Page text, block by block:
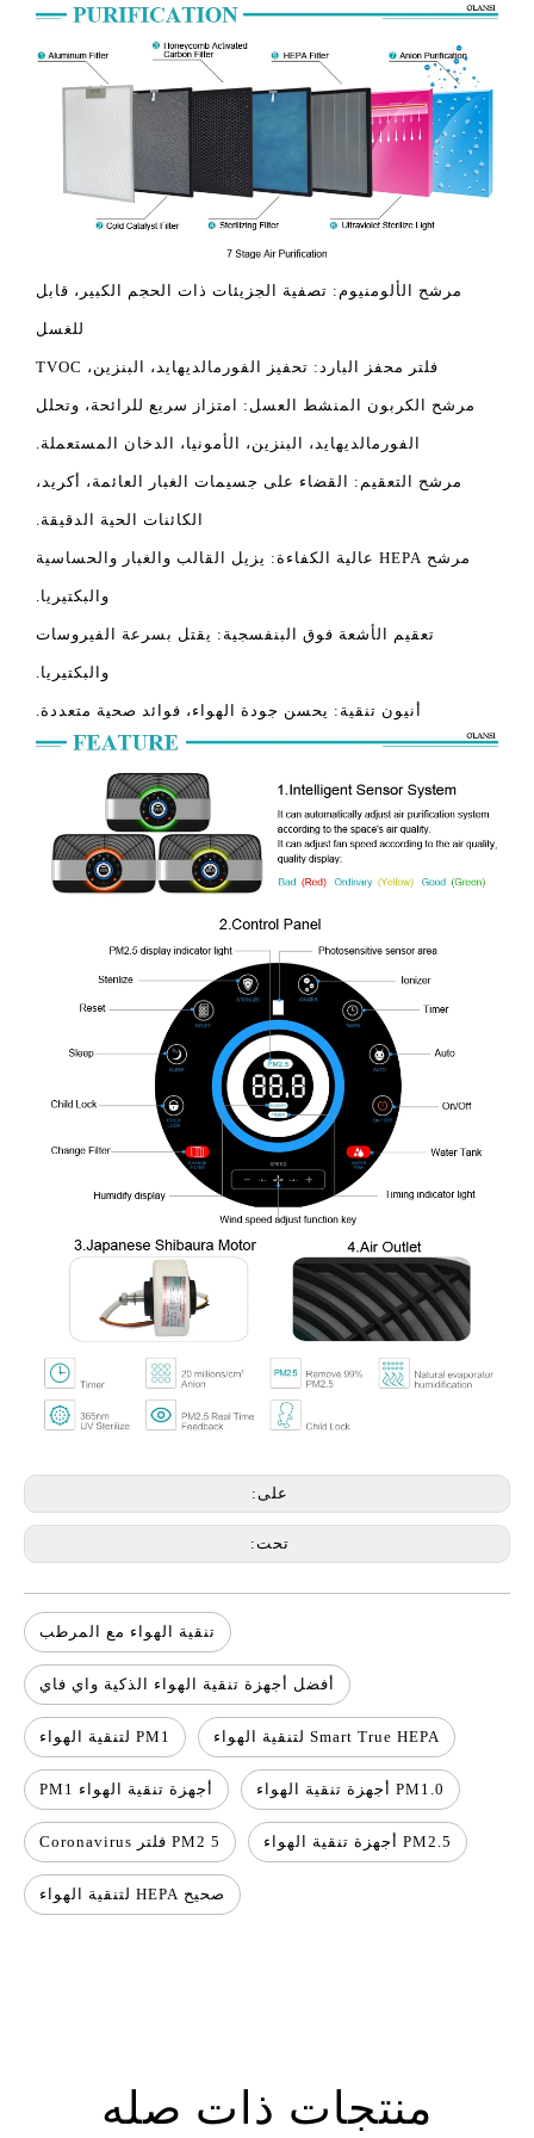
مرشح الألومنيوم: تصفية الجزيئات ذات الحجم الكبير، قابل
للغسل
فلتر محفز البارد: تحفيز الفورمالديهايد، البنزين، TVOC
مرشح الكربون المنشط العسل: امتزاز سريع للرائحة، وتحلل
الفورمالديهايد، البنزين، الأمونيا، الدخان المستعملة.
مرشح التعقيم: القضاء على جسيمات الغبار العائمة، أكريد،
الكائنات الحية الدقيقة.
مرشح HEPA عالية الكفاءة: يزيل القالب والغبار والحساسية
والبكتيريا.
تعقيم الأشعة فوق البنفسجية: يقتل بسرعة الفيروسات
والبكتيريا.
أنيون تنقية: يحسن جودة الهواء، فوائد صحية متعددة.
على:
تحت:
تنقية الهواء مع المرطب
أفضل أجهزة تنقية الهواء الذكية واي فاي
PM1 لتنقية الهواء Smart True HEPA لتنقية الهواء
أجهزة تنقية الهواء PM1 PM1.0 أجهزة تنقية الهواء
PM2 5 فلتر Coronavirus PM2.5 أجهزة تنقية الهواء
صحيح HEPA لتنقية الهواء
منتجات ذات صله